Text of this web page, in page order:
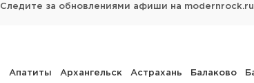
за обновлениями афиши на
Апатиты Архангельск Астрахань Балаково